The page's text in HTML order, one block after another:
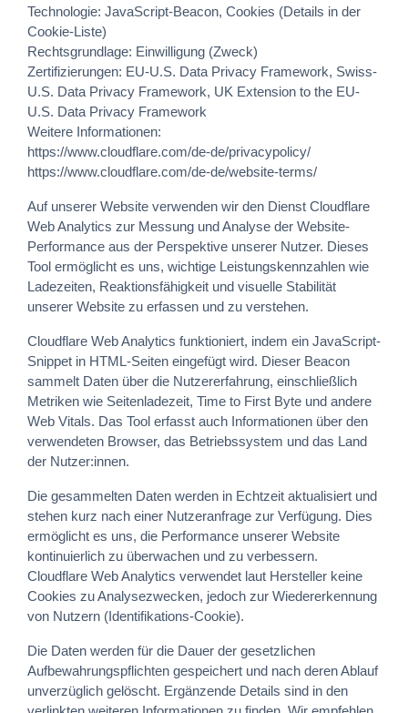
Technologie: JavaScript-Beacon, Cookies (Details in der
Cookie-Liste)
Rechtsgrundlage: Einwilligung (Zweck)
Zertifizierungen: EU-U.S. Data Privacy Framework, Swiss-
U.S. Data Privacy Framework, UK Extension to the EU-
U.S. Data Privacy Framework
Weitere Informationen:
https://www.cloudflare.com/de-de/privacypolicy/
https://www.cloudflare.com/de-de/website-terms/
Auf unserer Website verwenden wir den Dienst Cloudflare
Web Analytics zur Messung und Analyse der Website-
Performance aus der Perspektive unserer Nutzer. Dieses
Tool ermöglicht es uns, wichtige Leistungskennzahlen wie
Ladezeiten, Reaktionsfähigkeit und visuelle Stabilität
unserer Website zu erfassen und zu verstehen.
Cloudflare Web Analytics funktioniert, indem ein JavaScript-
Snippet in HTML-Seiten eingefügt wird. Dieser Beacon
sammelt Daten über die Nutzererfahrung, einschließlich
Metriken wie Seitenladezeit, Time to First Byte und andere
Web Vitals. Das Tool erfasst auch Informationen über den
verwendeten Browser, das Betriebssystem und das Land
der Nutzer:innen.
Die gesammelten Daten werden in Echtzeit aktualisiert und
stehen kurz nach einer Nutzeranfrage zur Verfügung. Dies
ermöglicht es uns, die Performance unserer Website
kontinuierlich zu überwachen und zu verbessern.
Cloudflare Web Analytics verwendet laut Hersteller keine
Cookies zu Analysezwecken, jedoch zur Wiedererkennung
von Nutzern (Identifikations-Cookie).
Die Daten werden für die Dauer der gesetzlichen
Aufbewahrungspflichten gespeichert und nach deren Ablauf
unverzüglich gelöscht. Ergänzende Details sind in den